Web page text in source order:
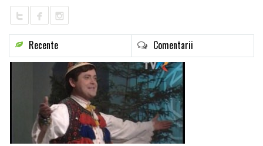
Recente Comentarii